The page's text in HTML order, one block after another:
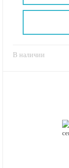
В наличии